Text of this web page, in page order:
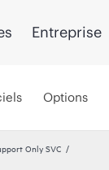
Entreprise
Options
Only SVC